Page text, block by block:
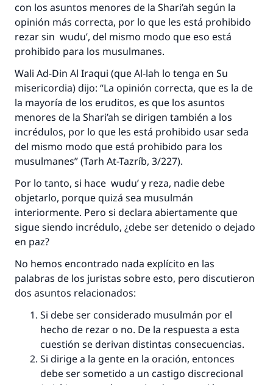
con los asuntos menores de la Shari’ah según la
opinión más correcta, por lo que les está prohibido
rezar sin wudu’, del mismo modo que eso está
prohibido para los musulmanes.
Wali Ad-Din Al Iraqui (que Al-lah lo tenga en Su
misericordia) dijo: “La opinión correcta, que es la de
la mayoría de los eruditos, es que los asuntos
menores de la Shari’ah se dirigen también a los
incrédulos, por lo que les está prohibido usar seda
del mismo modo que está prohibido para los
musulmanes” (Tarh At-Tazríb, 3/227).
Por lo tanto, si hace wudu’y reza, nadie debe
objetarlo, porque quizá sea musulmán
interiormente. Pero si declara abiertamente que
sigue siendo incrédulo, ¿debe ser detenido o dejado
en paz?
No hemos encontrado nada explícito en las
palabras de los juristas sobre esto, pero discutieron
dos asuntos relacionados:
Si debe ser considerado musulmán por el
hecho de rezar o no. De la respuesta a esta
cuestión se derivan distintas consecuencias.
Si dirige a la gente en la oración, entonces
debe ser sometido a un castigo discrecional